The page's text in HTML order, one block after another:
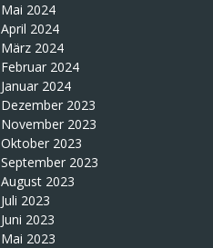
Mai 2024
April 2024
März 2024
Februar 2024
Januar 2024
Dezember 2023
November 2023
Oktober 2023
September 2023
August 2023
Juli 2023
Juni 2023
Mai 2023